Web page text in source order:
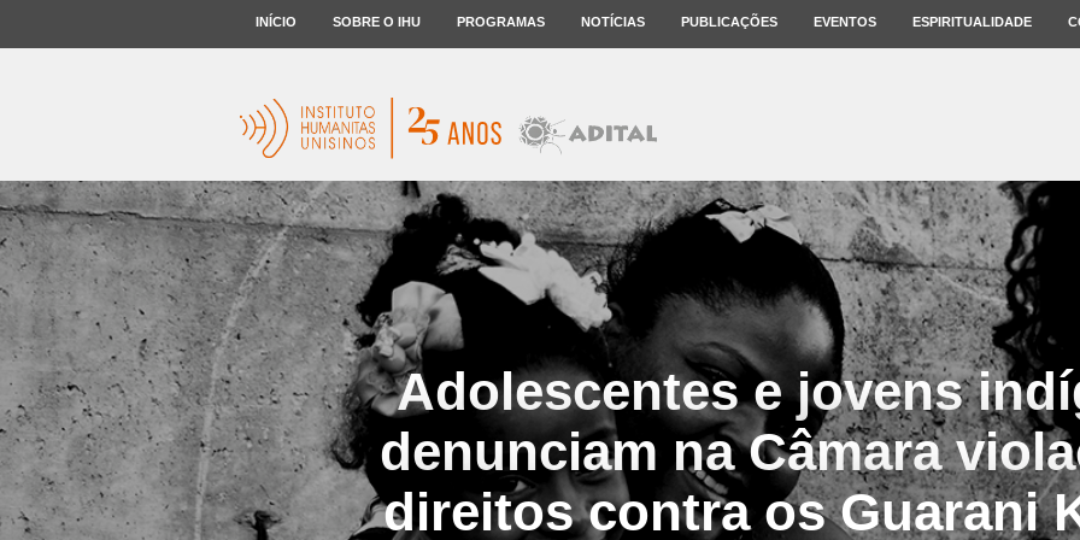
INÍCIO SOBRE O IHU PROGRAMAS NOTÍCIAS PUBLICAÇÕES EVENTOS ESPIRITUALIDADE
Adolescentes e jovens
denunciam na Câmara
direitos contra os Guarani